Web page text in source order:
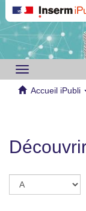
Toggle
navigation
Accueil iPubli